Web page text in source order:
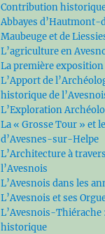
Contribution
Abbayes
Maubeuge et de
L’agriculture en
La première exposition
L’Apport de
historique de
L’Exploration
La « Grosse Tour » et
d’Avesnes-sur-Helpe
L’Architecture à
l’Avesnois
L’Avesnois dans les
L’Avesnois et ses
L’Avesnois-
historique